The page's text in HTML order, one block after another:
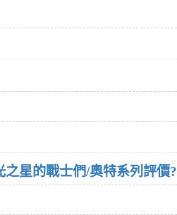
星的戰士們/奧特系列評價?